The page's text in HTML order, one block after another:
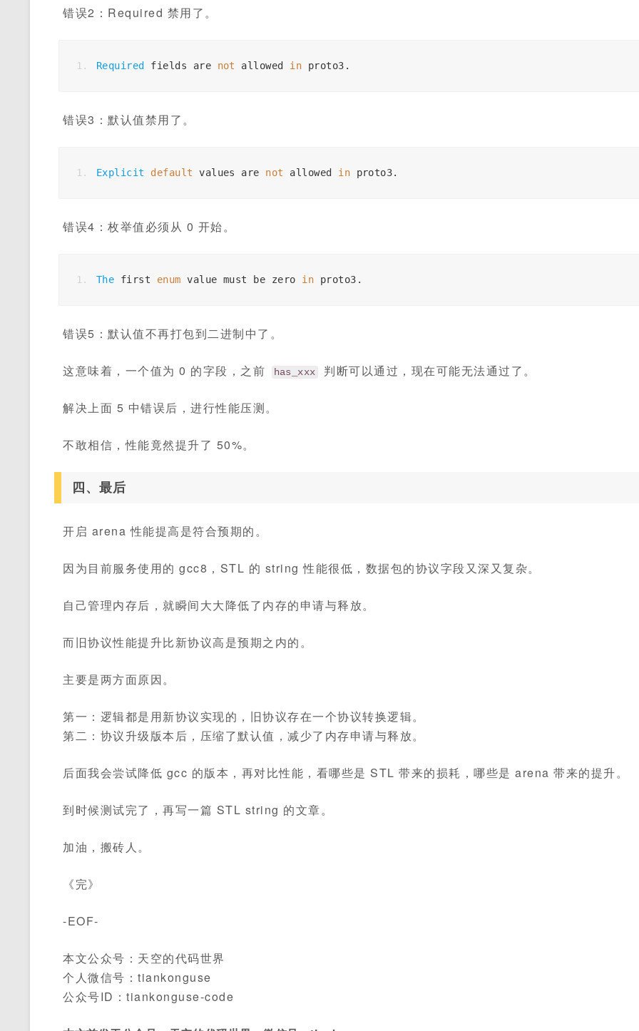
错误2：Required 禁用了。
Required fields are not allowed in proto3 .
错误3：默认值禁用了。
Explicit default values are not allowed in proto3.
错误4：枚举值必须从 0 开始。
The first enum value must be zero in proto3 .
错误5：默认值不再打包到二进制中了。
这意味着，一个值为 0 的字段，之前 has_xxx 判断可以通过，现在可能无法通过了。
解决上面 5 中错误后，进行性能压测。
不敢相信，性能竟然提升了 50%。
四、最后
开启 arena 性能提高是符合预期的。
因为目前服务使用的 gcc8，STL 的 string 性能很低，数据包的协议字段又深又复杂。
自己管理内存后，就瞬间大大降低了内存的申请与释放。
而旧协议性能提升比新协议高是预期之内的。
主要是两方面原因。
第一：逻辑都是用新协议实现的，旧协议存在一个协议转换逻辑。
第二：协议升级版本后，压缩了默认值，减少了内存申请与释放。
后面我会尝试降低 gcc 的版本，再对比性能，看哪些是 STL 带来的损耗，哪些是 arena 带来的提升。
到时候测试完了，再写一篇 STL string 的文章。
加油，搬砖人。
《完》
-EOF-
本文公众号：天空的代码世界
个人微信号：tiankonguse
公众号ID：tiankonguse-code